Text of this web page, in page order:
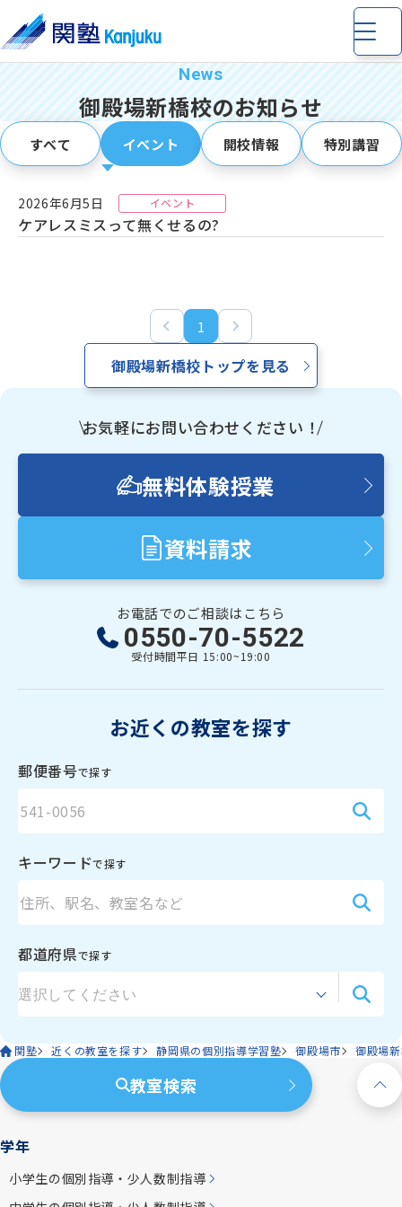
小学生の個別指導・少人数制指導
の個別指導
完全個別指導 Dr. 関塾
関塾について
お知らせ
関塾コラム
お電話でのご相談はこちら
御殿場新橋校のお知らせ
すべて イベント 開校情報 特別講習
2026年6月5日 イベント
ケアレスミスって無くせるの?
1
御殿場新橋校トップを見る
お気軽にお問い合わせください！
無料体験授業
資料請求
お電話でのご相談はこちら
0550-70-5522
受付時間平日 15:00~19:00
お近くの教室を探す
郵便番号で探す
キーワードで探す
都道府県で探す
関塾 近くの教室を探す 静岡県の個別指導学習塾 御殿場市 御殿場
教室検索
学年
小学生の個別指導・少人数制指導